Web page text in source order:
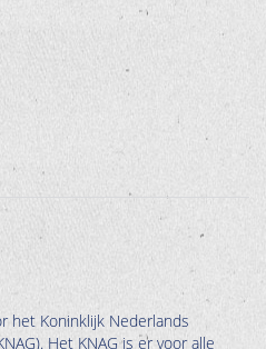
het Koninklijk Nederlands
Het KNAG is er voor alle